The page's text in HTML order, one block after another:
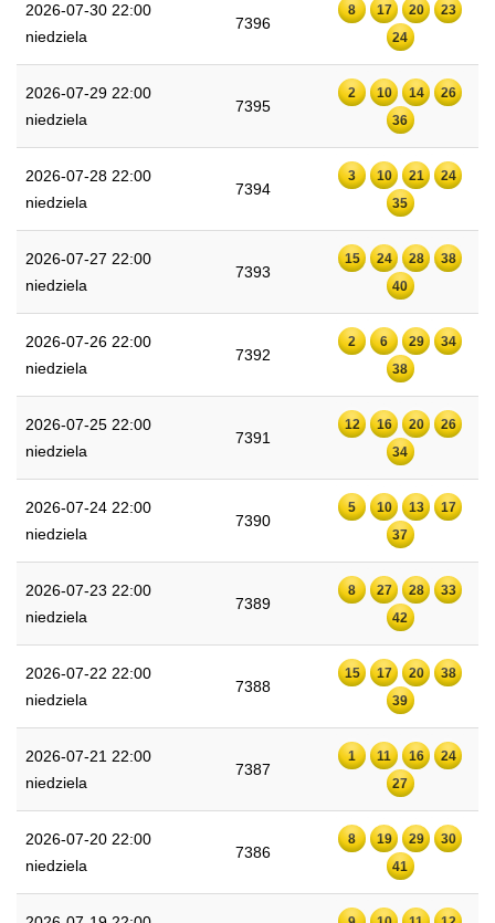
2026-07-30 22:00
niedziela
7396
8 17 20
23
24
2026-07-29 22:00
niedziela
7395
2 10 14
26
36
2026-07-28 22:00
niedziela
7394
3 10 21
24
35
2026-07-27 22:00
niedziela
7393
15 24 28
38
40
2026-07-26 22:00
niedziela
7392
2 6 29
34
38
2026-07-25 22:00
niedziela
7391
12 16 20
26
34
2026-07-24 22:00
niedziela
7390
5 10 13
17
37
2026-07-23 22:00
niedziela
7389
8 27 28
33
42
2026-07-22 22:00
niedziela
7388
15 17 20
38
39
2026-07-21 22:00
niedziela
7387
1 11 16
24
27
2026-07-20 22:00
niedziela
7386
8 19 29
30
41